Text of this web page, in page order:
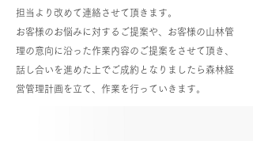
担当より改めて連絡させて頂きます。
お客様のお悩みに対するご提案や、お客様の山林管
理の意向に沿った作業内容のご提案をさせて頂き、
話し合いを進めた上でご成約となりましたら森林経
営管理計画を立て、作業を行っていきます。